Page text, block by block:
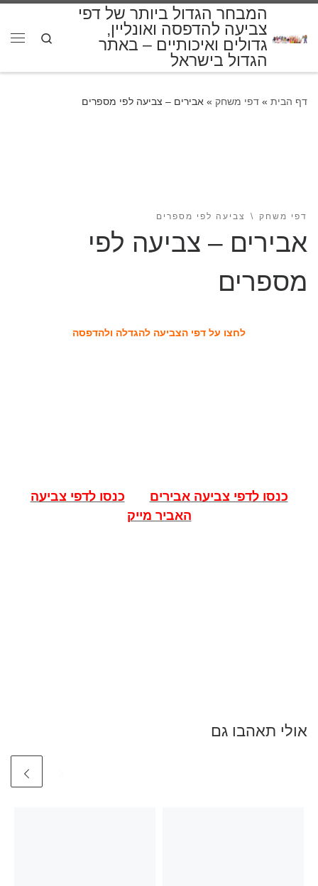
המבחר הגדול ביותר של דפי
צביעה להדפסה ואונליין,
גדולים ואיכותיים – באתר
הגדול בישראל
Search
דף הבית » דפי משחק » אבירים – צביעה לפי מספרים
דפי משחק צביעה לפי מספרים
אבירים – צביעה לפי
מספרים
לחצו על דפי הצביעה להגדלה ולהדפסה
כנסו לדפי צביעה אבירים
כנסו לדפי צביעה
האביר מייק
אולי תאהבו גם